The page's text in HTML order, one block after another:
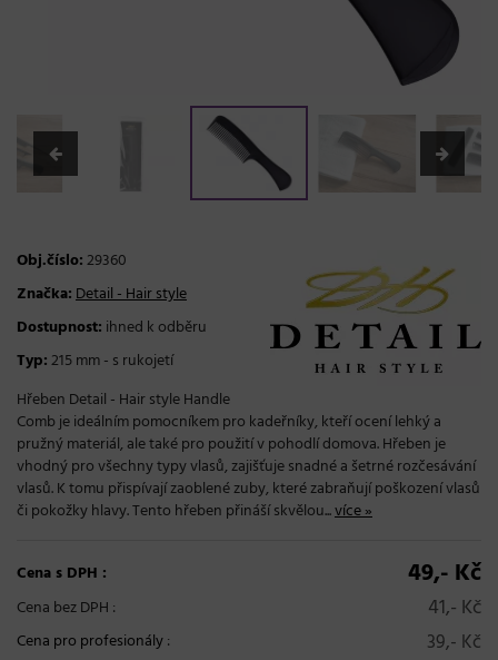
Obj.číslo:29360
Značka:Detail - Hair style
Dostupnost: ihned k odběru
Typ:215 mm - s rukojetí
Hřeben Detail - Hair style Handle
Comb je ideálním pomocníkem pro kadeřníky, kteří ocení lehký a
pružný materiál, ale také pro použití v pohodlí domova. Hřeben je
vhodný pro všechny typy vlasů, zajišťuje snadné a šetrné rozčesávání
vlasů. K tomu přispívají zaoblené zuby, které zabraňují poškození vlasů
či pokožky hlavy. Tento hřeben přináší skvělou...více »
Cena s DPH : 49,- Kč
Cena bez DPH : 41,- Kč
Cena pro profesionály: 39,- Kč